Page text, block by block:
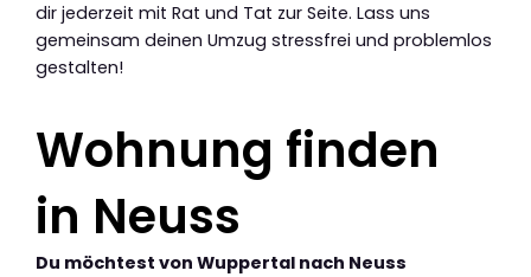
dir jederzeit mit Rat und Tat zur Seite. Lass uns
gemeinsam deinen Umzug stressfrei und problemlos
gestalten!
Wohnung finden
in Neuss
Du möchtest von Wuppertal nach Neuss